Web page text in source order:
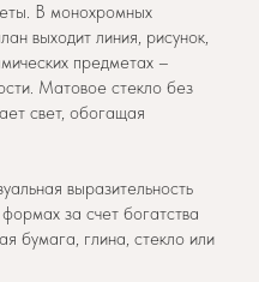
В монохромных
выходит линия, рисунок,
предметах –
Матовое стекло без
свет, обогащая
выразительность
за счет богатства
бумага, глина, стекло или